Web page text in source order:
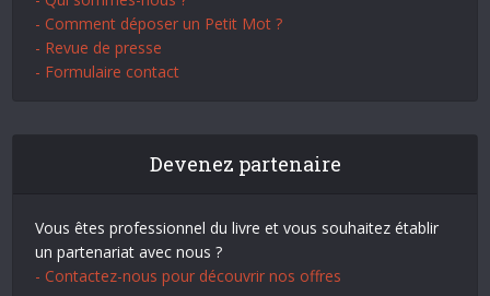
- Comment déposer un Petit Mot ?
- Revue de presse
- Formulaire contact
Devenez partenaire
Vous êtes professionnel du livre et vous souhaitez établir
un partenariat avec nous ?
- Contactez-nous pour découvrir nos offres